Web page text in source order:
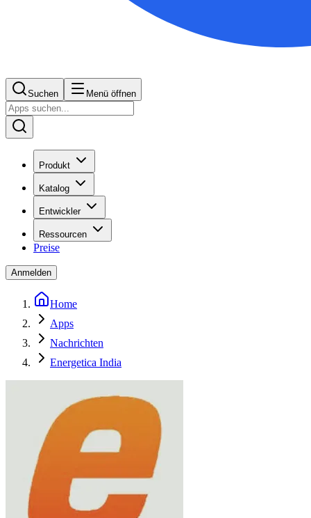
Suchen Menü öffnen
Produkt
Katalog
Entwickler
Ressourcen
Preise
Anmelden
Home
Apps
Nachrichten
Energetica India